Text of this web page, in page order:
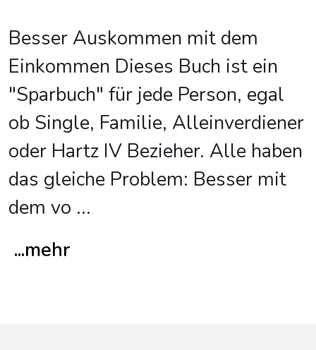
Besser Auskommen mit dem
Einkommen Dieses Buch ist ein
"Sparbuch" für jede Person, egal
ob Single, Familie, Alleinverdiener
oder Hartz IV Bezieher. Alle haben
das gleiche Problem: Besser mit
dem vo ...
...mehr